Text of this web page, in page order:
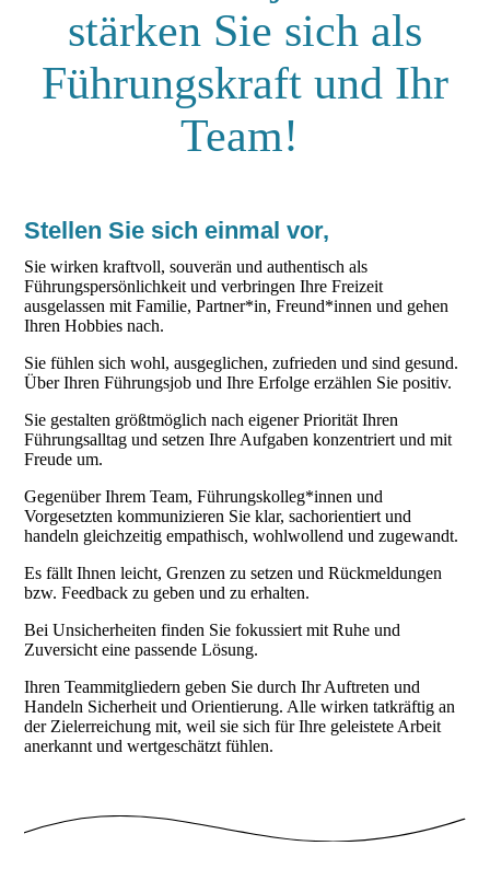
stärken Sie sich als
Führungskraft und Ihr
Team!
Stellen Sie sich einmal vor,
Sie wirken kraftvoll, souverän und authentisch als
Führungspersönlichkeit und verbringen Ihre Freizeit
ausgelassen mit Familie, Partner*in, Freund*innen und gehen
Ihren Hobbies nach.
Sie fühlen sich wohl, ausgeglichen, zufrieden und sind gesund.
Über Ihren Führungsjob und Ihre Erfolge erzählen Sie positiv.
Sie gestalten größtmöglich nach eigener Priorität Ihren
Führungsalltag und setzen Ihre Aufgaben konzentriert und mit
Freude um.
Gegenüber Ihrem Team, Führungskolleg*innen und
Vorgesetzten kommunizieren Sie klar, sachorientiert und
handeln gleichzeitig empathisch, wohlwollend und zugewandt.
Es fällt Ihnen leicht, Grenzen zu setzen und Rückmeldungen
bzw. Feedback zu geben und zu erhalten.
Bei Unsicherheiten finden Sie fokussiert mit Ruhe und
Zuversicht eine passende Lösung.
Ihren Teammitgliedern geben Sie durch Ihr Auftreten und
Handeln Sicherheit und Orientierung. Alle wirken tatkräftig an
der Zielerreichung mit, weil sie sich für Ihre geleistete Arbeit
anerkannt und wertgeschätzt fühlen.